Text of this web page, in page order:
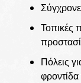
Τοπικές
Πόλεις